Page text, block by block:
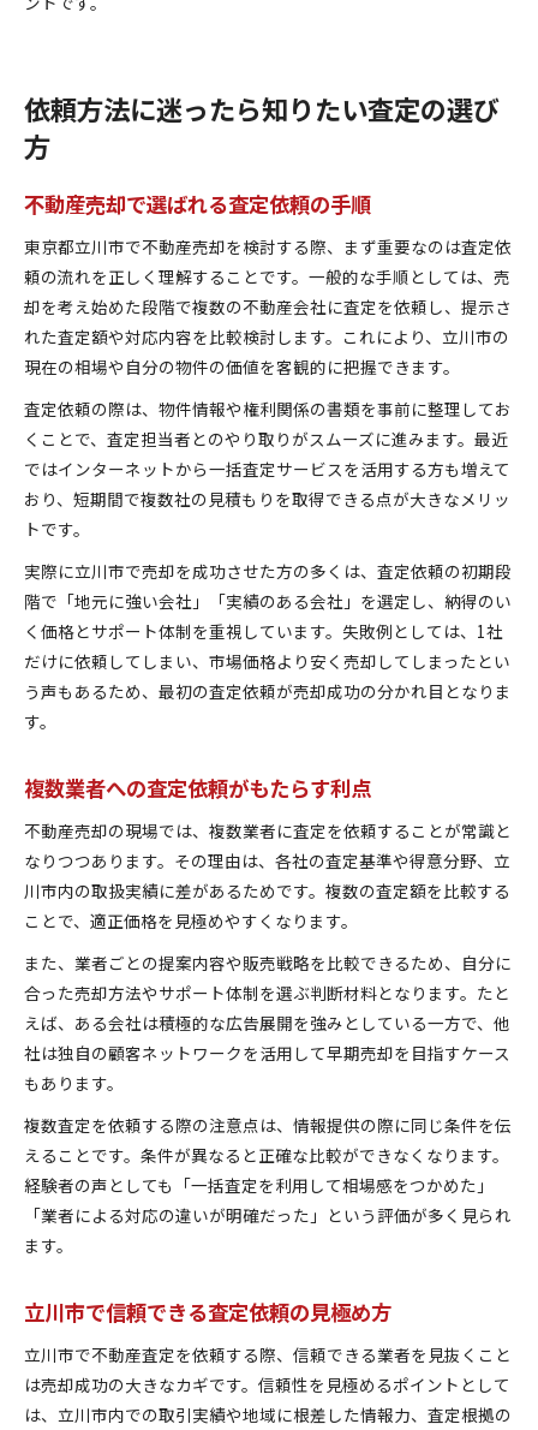
依頼方法に迷ったら知りたい査定の選び
方
不動産売却で選ばれる査定依頼の手順
東京都立川市で不動産売却を検討する際、まず重要なのは査定依
頼の流れを正しく理解することです。一般的な手順としては、売
却を考え始めた段階で複数の不動産会社に査定を依頼し、提示さ
れた査定額や対応内容を比較検討します。これにより、立川市の
現在の相場や自分の物件の価値を客観的に把握できます。
査定依頼の際は、物件情報や権利関係の書類を事前に整理してお
くことで、査定担当者とのやり取りがスムーズに進みます。最近
ではインターネットから一括査定サービスを活用する方も増えて
おり、短期間で複数社の見積もりを取得できる点が大きなメリッ
トです。
実際に立川市で売却を成功させた方の多くは、査定依頼の初期段
階で「地元に強い会社」「実績のある会社」を選定し、納得のい
く価格とサポート体制を重視しています。失敗例としては、1社
だけに依頼してしまい、市場価格より安く売却してしまったとい
う声もあるため、最初の査定依頼が売却成功の分かれ目となりま
す。
複数業者への査定依頼がもたらす利点
不動産売却の現場では、複数業者に査定を依頼することが常識と
なりつつあります。その理由は、各社の査定基準や得意分野、立
川市内の取扱実績に差があるためです。複数の査定額を比較する
ことで、適正価格を見極めやすくなります。
また、業者ごとの提案内容や販売戦略を比較できるため、自分に
合った売却方法やサポート体制を選ぶ判断材料となります。たと
えば、ある会社は積極的な広告展開を強みとしている一方で、他
社は独自の顧客ネットワークを活用して早期売却を目指すケース
もあります。
複数査定を依頼する際の注意点は、情報提供の際に同じ条件を伝
えることです。条件が異なると正確な比較ができなくなります。
経験者の声としても「一括査定を利用して相場感をつかめた」
「業者による対応の違いが明確だった」という評価が多く見られ
ます。
立川市で信頼できる査定依頼の見極め方
立川市で不動産査定を依頼する際、信頼できる業者を見抜くこと
は売却成功の大きなカギです。信頼性を見極めるポイントとして
は、立川市内での取引実績や地域に根差した情報力、査定根拠の